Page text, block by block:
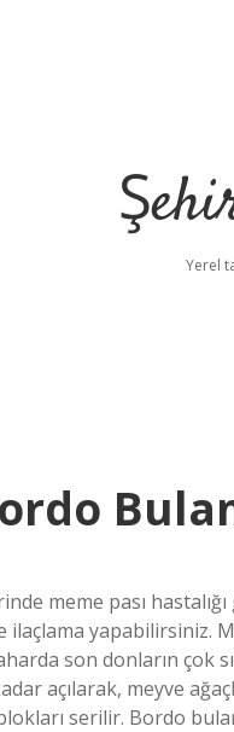
Yerel
meme pası
yapabilirsiniz.
son donların çok
açılarak, meyve
serilir. Bordo